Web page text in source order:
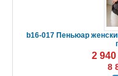
b16-017 Пеньюар
2 940
8